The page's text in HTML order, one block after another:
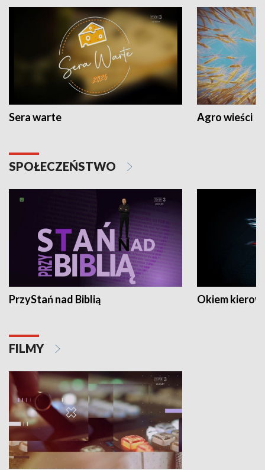
Sera warte Agro wieści
SPOŁECZEŃSTWO
PrzyStań nad Biblią Okiem
FILMY